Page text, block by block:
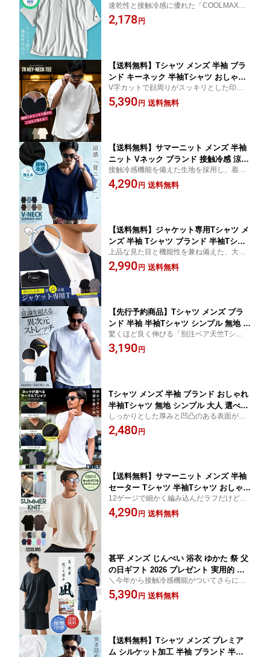
リーネック サーマル 半袖 半袖Tシャツ
シンプル 無地 定番 アメカジ 大人 涼し
速乾性と接触冷感に優れた「COOLMAX」
素材を使用。トレンドのワッフル生地を採
用したヘンリーネックデザインで、左袖口
2,178 円
【送料無料】Tシャツ メンズ 半袖 ブラ
ンド キーネック 半袖Tシャツ おしゃれ
トップス カットソー 大きいサイズ ゆっ
たり シンプル 無地 ホワイト ブラック
V字カットで顔周りがスッキリとした印象＆
爽やかな着こなしに仕上がります。 凹凸の
ある編み目の生地は通気性と速乾性に優れ
5,390 円 送料無料
【送料無料】サマーニット メンズ 半袖
ニット Vネック ブランド 接触冷感 涼し
い ニットソー ウォッシャブル 洗える
洗濯可能 軽量 セーター 大きいサイズ
接触冷感機能を備えた生地を採用し、着た
瞬間にひんやりとした心地よさを感じられ
る半袖サマーニット。
4,290 円 送料無料
【送料無料】ジャケット専用Tシャツ メ
ンズ 半袖 Tシャツ ブランド 半袖Tシャ
ツ シルキータッチ モックネック 襟高
シンプル 無地 新定番 スーツ専用 オフ
上品な見た目と機能性を兼ね備えた、大人
のためのジャケット専用Tシャツが登場。
ジャケットスタイルをより快適に、そして
2,990 円 送料無料
【先行予約商品】Tシャツ メンズ ブラ
ンド 半袖 半袖Tシャツ シンプル 無地 ス
トレッチ 伸縮 クルーネック ワンポイン
ト ロゴ 細身 スリム タイト 定番 ブラッ
驚くほど良く伸びる「別注ベア天竺Tシャ
ツ。」 肌に馴染むフィット感と抜群の快適
性を実現。
3,190 円
Tシャツ メンズ 半袖 ブランド おしゃれ
半袖Tシャツ 無地 シンプル 大人 選べる
ワッフル サーマル クルーネック Vネッ
ク ヘンリーネック 白T 白Tシャツ カッ
しっかりとした厚みと凹凸のある表面が特
徴のサーマル生地を採用。非常に柔らかく
一度着たら病みつきになります。裾にはブ
2,480 円
【送料無料】サマーニット メンズ 半袖
セーター Tシャツ 半袖Tシャツ おしゃれ
大人 ニット 12G 大きいサイズ ミラノリ
ブ 半袖ニット ドルマンスリーブ ドルマ
12ゲージで細かく編み込んだラフだけどだ
らしなく見えない、窮屈感のない大人が使
えるヌケ感ニット。トレンドのビッグシル
4,290 円 送料無料
甚平 メンズ じんべい 浴衣 ゆかた 祭 父
の日ギフト 2026 プレゼント 実用的 ヘ
ンリー じんべえ 甚兵衛 上下セット ヘ
ンリーネック 部屋着 ルームウェア パジ
＼今年から接触冷感機能がついてさらに涼
しく進化した楽天ランキング一位獲得の
夏、爽装【凪】甚平／父の日や誕生日プレ
5,390 円 送料無料
【送料無料】Tシャツ メンズ プレミア
ム シルケット加工 半袖 ブランド 半袖T